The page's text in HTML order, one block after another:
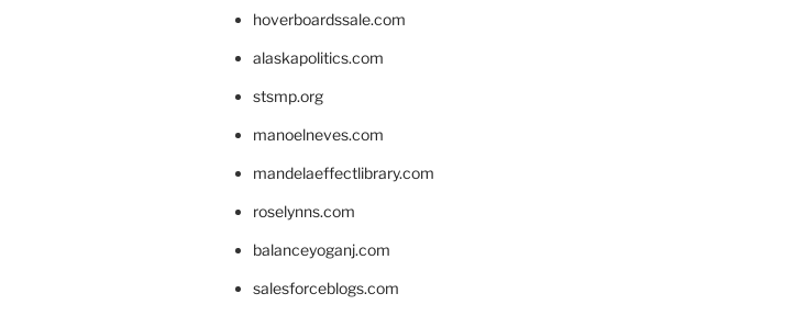
hoverboardssale.com
alaskapolitics.com
stsmp.org
manoelneves.com
mandelaeffectlibrary.com
roselynns.com
balanceyoganj.com
salesforceblogs.com